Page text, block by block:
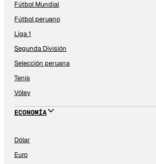
Fútbol Mundial
Fútbol peruano
Liga 1
Segunda División
Selección peruana
Tenis
Vóley
ECONOMÍA
Dólar
Euro